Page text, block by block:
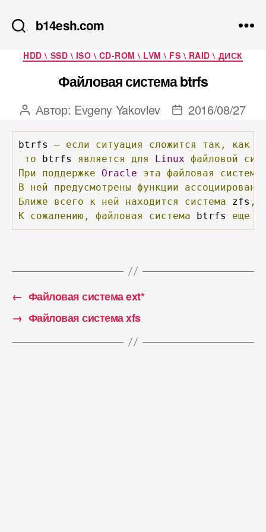
b14esh.com
Рубрики
HDD \ SSD \ ISO \ CD-ROM \ LVM \ FS \ RAID \ ДИСК
Файловая система btrfs
Автор
записи
Автор: Evgeny Yakovlev
Дата
записи
2016/08/27
btrfs — если ситуация сложится так, как
то btrfs является для Linux файловой
При
поддержке Oracle эта файловая
система
В
ней предусмотрены функции
Ближе
всего к ней находится система zfs ,
К сожалению, файловая система btrfs еще
← Файловая система ext*
→ Файловая система xfs